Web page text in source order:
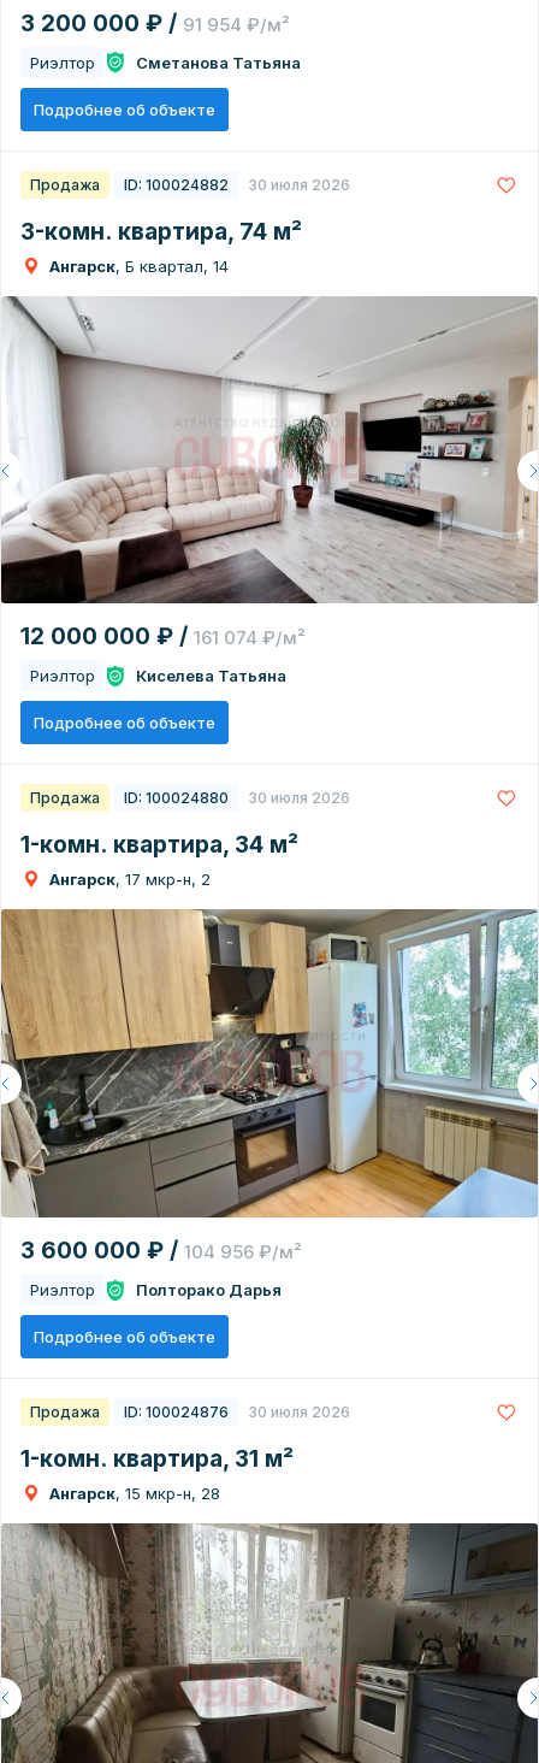
3 200 000 ₽ / 91 954 ₽/м²
Риэлтор Сметанова Татьяна
Подробнее об объекте
Продажа ID: 100024882 30 июля 2026
3-комн. квартира, 74 м²
Ангарск, Б квартал, 14
12 000 000 ₽ / 161 074 ₽/м²
Риэлтор Киселева Татьяна
Подробнее об объекте
Продажа ID: 100024880 30 июля 2026
1-комн. квартира, 34 м²
Ангарск, 17 мкр-н, 2
3 600 000 ₽ / 104 956 ₽/м²
Риэлтор Полторако Дарья
Подробнее об объекте
Продажа ID: 100024876 30 июля 2026
1-комн. квартира, 31 м²
Ангарск, 15 мкр-н, 28